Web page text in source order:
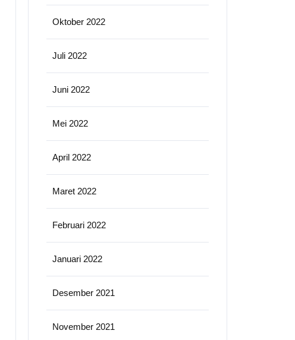
Oktober 2022
Juli 2022
Juni 2022
Mei 2022
April 2022
Maret 2022
Februari 2022
Januari 2022
Desember 2021
November 2021